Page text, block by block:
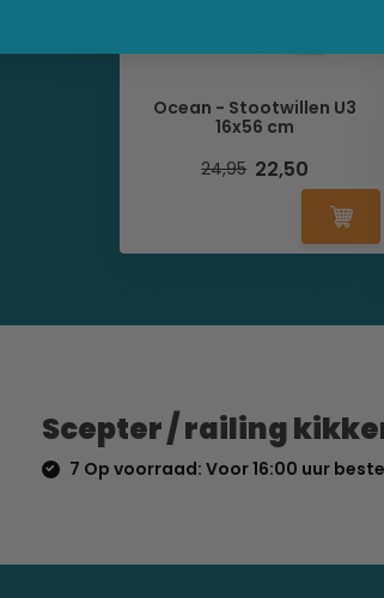
Ocean - Stootwillen U3
16x56 cm
24,95 22,50
Scepter / railing
7 Op voorraad: Voor 16:00 uur